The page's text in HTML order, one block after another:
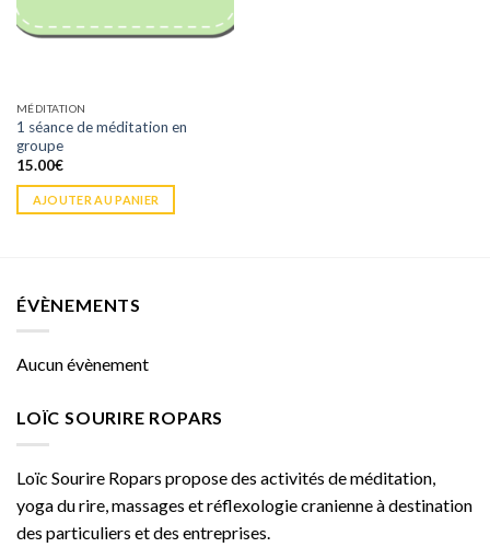
MÉDITATION
1 séance de méditation en
groupe
15.00€
AJOUTER AU PANIER
ÉVÈNEMENTS
Aucun évènement
LOÏC SOURIRE ROPARS
Loïc Sourire Ropars propose des activités de méditation,
yoga du rire, massages et réflexologie cranienne à destination
des particuliers et des entreprises.